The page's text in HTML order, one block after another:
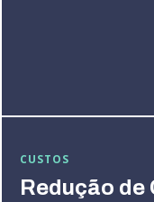
CUSTOS
Redução de